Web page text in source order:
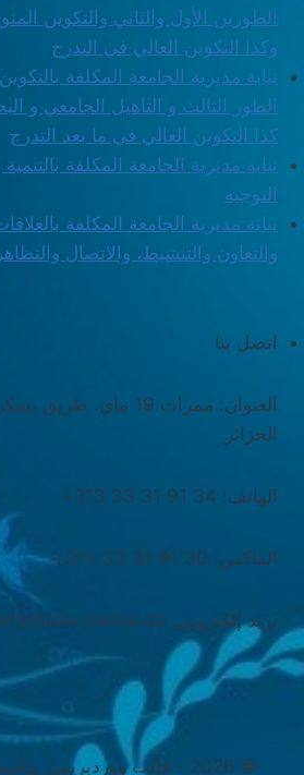
الطورين الأول والثاني والتكوين
وكذا التكوين العالي في التدرج
نيابة مديرية الجامعة المكلفة
الطور الثالث و التاهيل الجامعي و
كذا التكوين العالي في ما بعد التدرج
نيابة مديرية الجامعة المكلفة
التوجيه
نيابة مديرية الجامعة المكلفة
والتعاون والتنشيط، والاتصال
اتصل بنا
الجزائر
الهاتف: 34 91 31 33 213+
الفاكس: 30 91 31 33 213+
بريد إلكتروني: webmaster[at]univ-batna.dz
© 2026 - قالب ووردبريس بواسطة